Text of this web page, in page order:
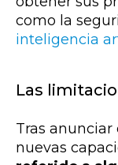
como la
inteligencia
Las
Tras
nuevas